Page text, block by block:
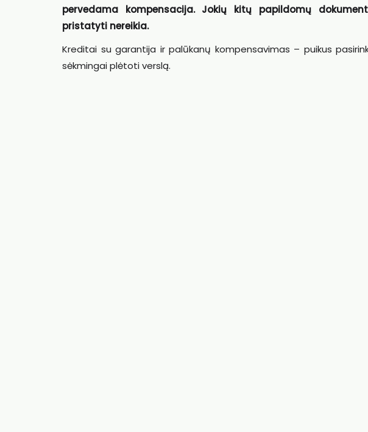
pervedama kompensacija. Jokių kitų papildomų
pristatyti nereikia.
Kreditai su garantija ir palūkanų kompensavimas – puikus
sėkmingai plėtoti verslą.